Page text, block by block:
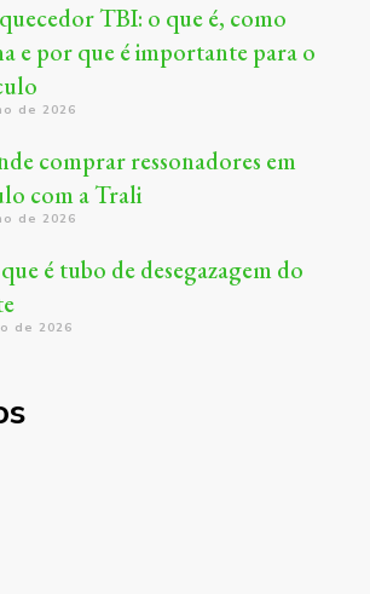
TBI: o que é, como
e por que é importante para o
de 2026
comprar ressonadores em
com a Trali
de 2026
é tubo de desegazagem do
de 2026